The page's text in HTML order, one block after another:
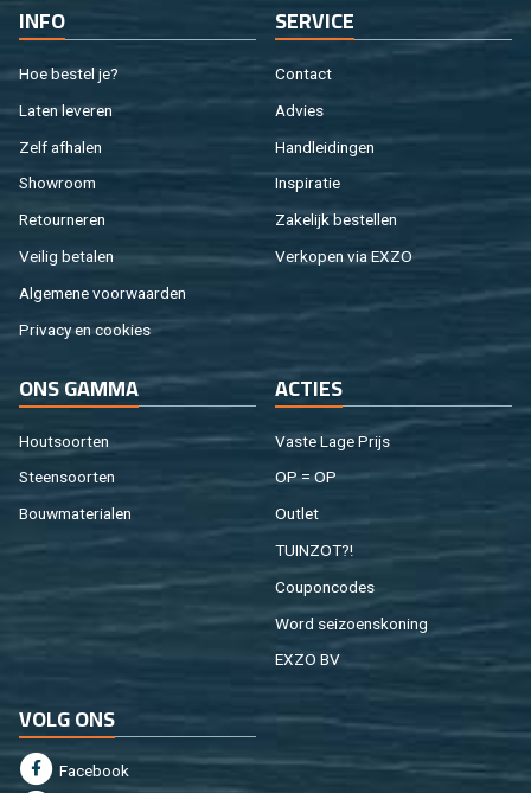
INFO
Hoe be­stel je?
Laten le­ve­ren
Zelf af­ha­len
Show­room
Re­tour­ne­ren
Vei­lig be­ta­len
Al­ge­me­ne voor­waar­den
Pri­va­cy en coo­kies
SER­VI­CE
Con­tact
Ad­vies
Hand­lei­din­gen
In­spi­ra­tie
Za­ke­lijk be­stel­len
Ver­ko­pen via EXZO
ONS GAMMA
Hout­soor­ten
Steen­soor­ten
Bouw­ma­te­ri­a­len
AC­TIES
Vaste Lage Prijs
OP = OP
Out­let
TUIN­ZOT?!
Cou­pon­co­des
Word sei­zoens­ko­ning
EXZO BV
VOLG ONS
Fa­cebook